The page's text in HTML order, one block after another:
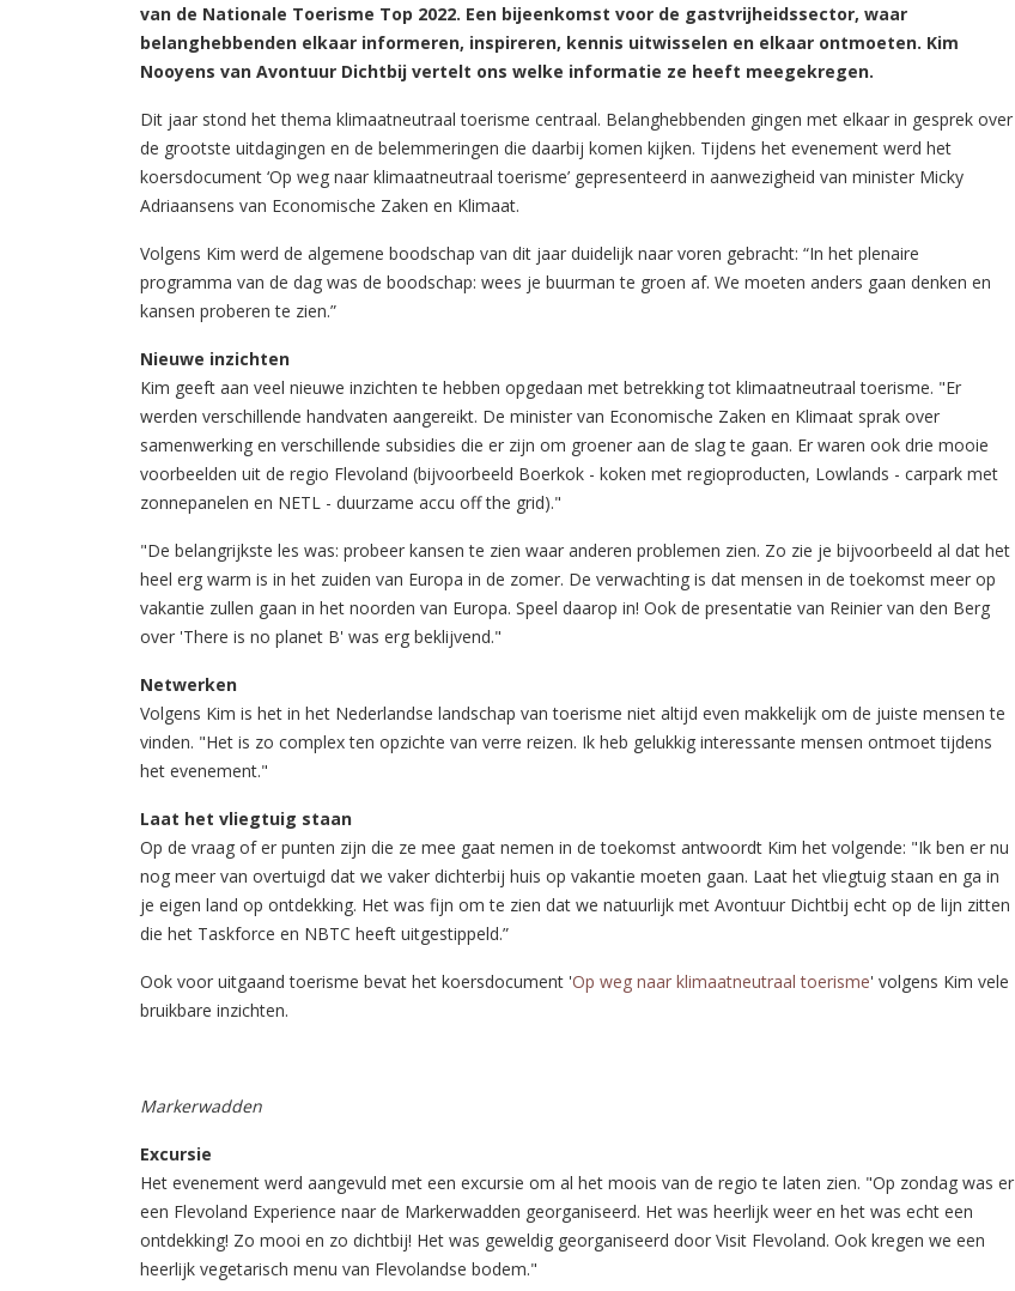
van de Nationale Toerisme Top 2022. Een bijeenkomst voor de gastvrijheidssector, waar
belanghebbenden elkaar informeren, inspireren, kennis uitwisselen en elkaar ontmoeten. Kim
Nooyens van Avontuur Dichtbij vertelt ons welke informatie ze heeft meegekregen.
Dit jaar stond het thema klimaatneutraal toerisme centraal. Belanghebbenden gingen met elkaar in gesprek over
de grootste uitdagingen en de belemmeringen die daarbij komen kijken. Tijdens het evenement werd het
koersdocument ‘Op weg naar klimaatneutraal toerisme’ gepresenteerd in aanwezigheid van minister Micky
Adriaansens van Economische Zaken en Klimaat.
Volgens Kim werd de algemene boodschap van dit jaar duidelijk naar voren gebracht: “In het plenaire
programma van de dag was de boodschap: wees je buurman te groen af. We moeten anders gaan denken en
kansen proberen te zien.”
Nieuwe inzichten
Kim geeft aan veel nieuwe inzichten te hebben opgedaan met betrekking tot klimaatneutraal toerisme. "Er
werden verschillende handvaten aangereikt. De minister van Economische Zaken en Klimaat sprak over
samenwerking en verschillende subsidies die er zijn om groener aan de slag te gaan. Er waren ook drie mooie
voorbeelden uit de regio Flevoland (bijvoorbeeld Boerkok - koken met regioproducten, Lowlands - carpark met
zonnepanelen en NETL - duurzame accu off the grid)."
"De belangrijkste les was: probeer kansen te zien waar anderen problemen zien. Zo zie je bijvoorbeeld al dat het
heel erg warm is in het zuiden van Europa in de zomer. De verwachting is dat mensen in de toekomst meer op
vakantie zullen gaan in het noorden van Europa. Speel daarop in! Ook de presentatie van Reinier van den Berg
over 'There is no planet B' was erg beklijvend."
Netwerken
Volgens Kim is het in het Nederlandse landschap van toerisme niet altijd even makkelijk om de juiste mensen te
vinden. "Het is zo complex ten opzichte van verre reizen. Ik heb gelukkig interessante mensen ontmoet tijdens
het evenement."
Laat het vliegtuig staan
Op de vraag of er punten zijn die ze mee gaat nemen in de toekomst antwoordt Kim het volgende: "Ik ben er nu
nog meer van overtuigd dat we vaker dichterbij huis op vakantie moeten gaan. Laat het vliegtuig staan en ga in
je eigen land op ontdekking. Het was fijn om te zien dat we natuurlijk met Avontuur Dichtbij echt op de lijn zitten
die het Taskforce en NBTC heeft uitgestippeld.”
Ook voor uitgaand toerisme bevat het koersdocument 'Op weg naar klimaatneutraal toerisme' volgens Kim vele
bruikbare inzichten.
Markerwadden
Excursie
Het evenement werd aangevuld met een excursie om al het moois van de regio te laten zien. "Op zondag was er
een Flevoland Experience naar de Markerwadden georganiseerd. Het was heerlijk weer en het was echt een
ontdekking! Zo mooi en zo dichtbij! Het was geweldig georganiseerd door Visit Flevoland. Ook kregen we een
heerlijk vegetarisch menu van Flevolandse bodem."